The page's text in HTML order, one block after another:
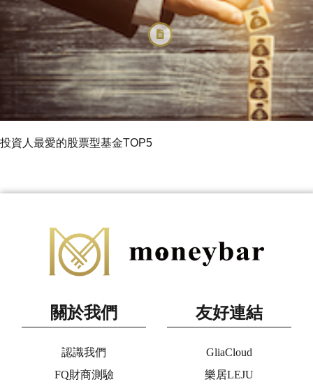
投資人最愛的股票型基金TOP5
關於我們
認識我們
FQ財商測驗
友好連結
GliaCloud
樂居LEJU